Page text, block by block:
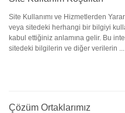
Site Kullanımı ve Hizmetlerden
veya sitedeki herhangi bir bilgiyi
kabul ettiğiniz anlamına gelir. Bu
sitedeki bilgilerin ve diğer verilerin ...
Çözüm Ortaklarımız